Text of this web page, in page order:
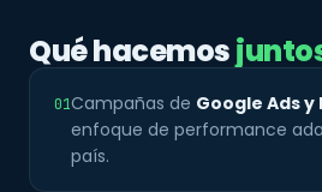
Qué hacemos
01Campañas de Google Ads y
enfoque de performance
país.